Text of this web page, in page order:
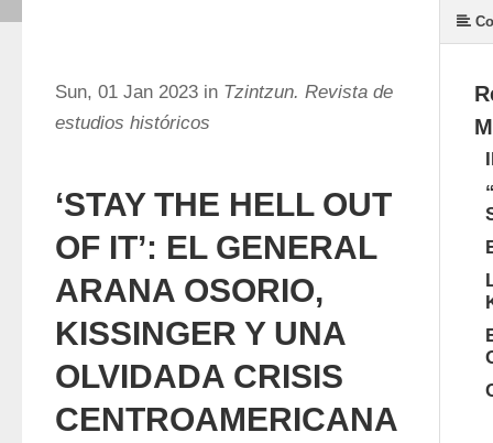
Sun, 01 Jan 2023 in Tzintzun. Revista de
estudios históricos
‘STAY THE HELL OUT
OF IT’: EL GENERAL
ARANA OSORIO,
KISSINGER Y UNA
OLVIDADA CRISIS
CENTROAMERICANA